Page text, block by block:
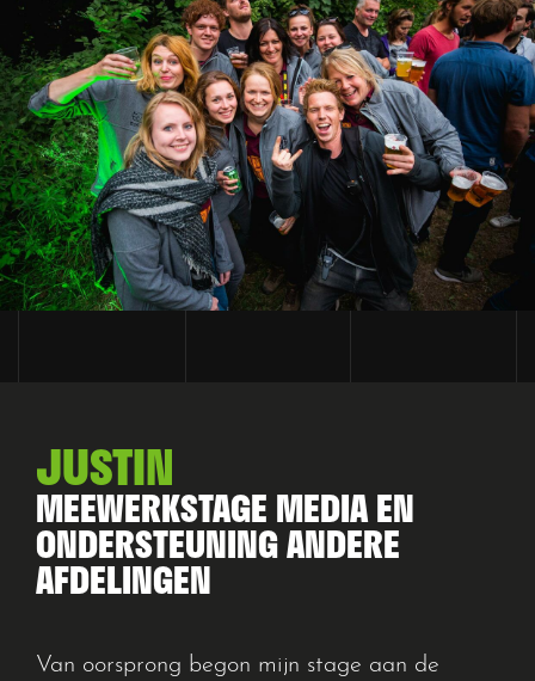
Bellen
0314-745900
JUSTIN
MEEWERKSTAGE MEDIA EN
ONDERSTEUNING ANDERE
AFDELINGEN
Van oorsprong begon mijn stage aan de